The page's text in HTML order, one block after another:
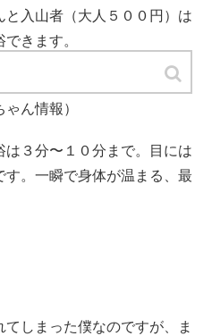
と入山者（大人５００円）は
きます。
らこの湯を求めて集まるん
ん情報）
３分〜１０分まで。目には
。一瞬で身体が温まる、最
しまった僕なのですが、ま